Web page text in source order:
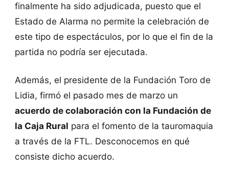
finalmente ha sido adjudicada, puesto que el
Estado de Alarma no permite la celebración de
este tipo de espectáculos, por lo que el fin de la
partida no podría ser ejecutada.
Además, el presidente de la Fundación Toro de
Lidia, firmó el pasado mes de marzo un
acuerdo de colaboración con la Fundación de
la Caja Rural para el fomento de la tauromaquia
a través de la FTL. Desconocemos en qué
consiste dicho acuerdo.